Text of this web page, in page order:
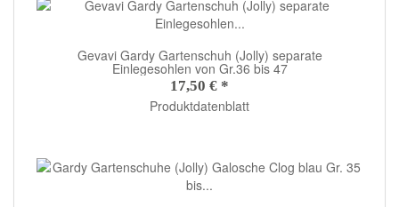
Gevavi Gardy Gartenschuh (Jolly) separate
Einlegesohlen von Gr.36 bis 47
17,50 € *
Produktdatenblatt